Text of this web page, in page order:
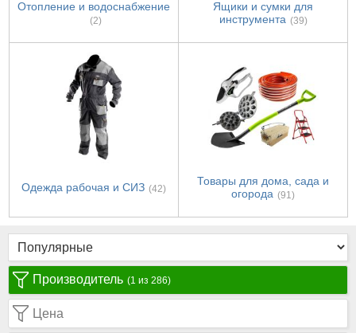
Отопление и водоснабжение
(2)
Ящики и сумки для
инструмента (39)
Одежда рабочая и СИЗ (42)
Товары для дома, сада и
огорода (91)
Производитель (1 из 286)
Цена